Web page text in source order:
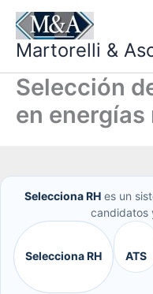
contenido
Martorelli &
Selección
en
Selecciona RHes un
candidatos
Selecciona RH ATS